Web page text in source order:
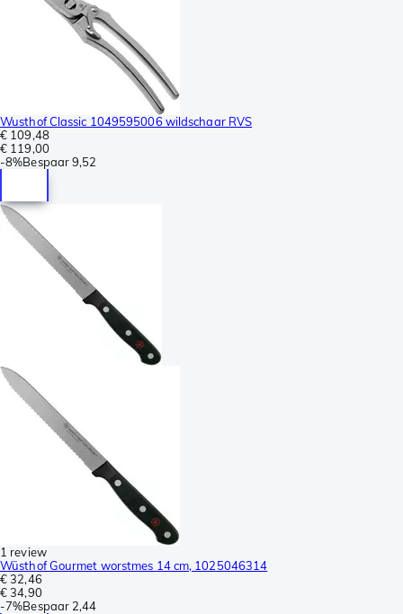
Wusthof Classic 1049595006 wildschaar RVS
€ 109,48
€ 119,00
-8%Bespaar9,52
1 review
Wüsthof Gourmet worstmes 14 cm, 1025046314
€ 32,46
€ 34,90
-7%Bespaar 2,44